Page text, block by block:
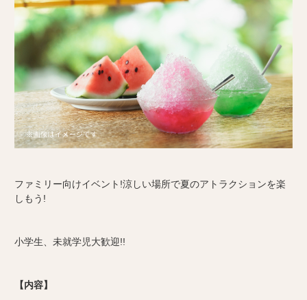
ファミリー向けイベント!涼しい場所で夏のアトラクションを楽
しもう!
小学生、未就学児大歓迎!!
【内容】